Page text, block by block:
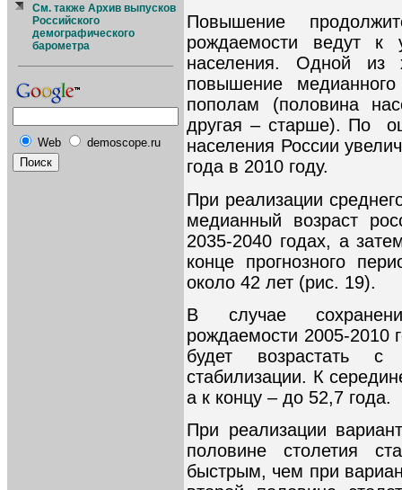
См. также Архив выпусков
Российского
демографического
барометра
Web demoscope.ru
Повышение
рождаемости ведут к
населения. Одной из
повышение
пополам (половина
другая – старше). По
населения России
года в 2010 году.
При реализации
медианный возраст
2035-2040 годах, а
конце прогнозного
около 42 лет (рис. 19).
В случае
рождаемости 2005-2010
будет возрастать с
стабилизации. К
а к концу – до 52,7 года.
При реализации
половине столетия
быстрым, чем при